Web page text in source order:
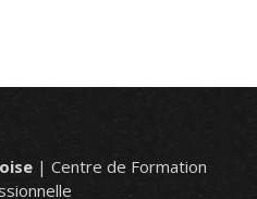
| Centre de Formation